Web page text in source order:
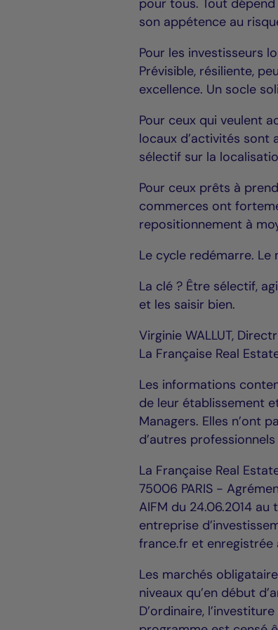
pour tous. Tout
son appétence au
Pour les investisseurs
Prévisible, résiliente,
excellence. Un socle
Pour ceux qui veulent
locaux d’activités
sélectif sur la
Pour ceux prêts à
commerces ont
repositionnement à
Le cycle redémarre.
La clé ? Être sélectif,
et les saisir bien.
Virginie WALLUT,
La Française Real
Les informations
de leur établissement
Managers. Elles n’ont
d’autres
La Française Real
75006 PARIS -
AIFM du 24.06.2014 au
entreprise
france.fr et enregistrée
Les marchés
niveaux qu’en début
D’ordinaire,